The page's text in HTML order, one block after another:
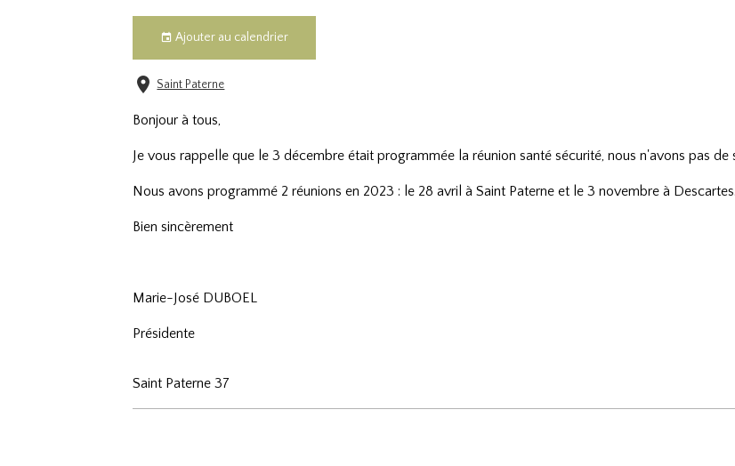
Ajouter au calendrier
Saint Paterne
Bonjour à tous,
Je vous rappelle que le 3 décembre était programmée la réunion santé sécurité, nous n'avons pas
Nous avons programmé 2 réunions en 2023 : le 28 avril à Saint Paterne et le 3 novembre à Descartes.
Bien sincèrement
Marie-José DUBOEL
Présidente
Saint Paterne 37